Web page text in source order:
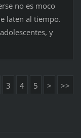
no es moco
laten al tiempo.
y
3 4 5 > >>